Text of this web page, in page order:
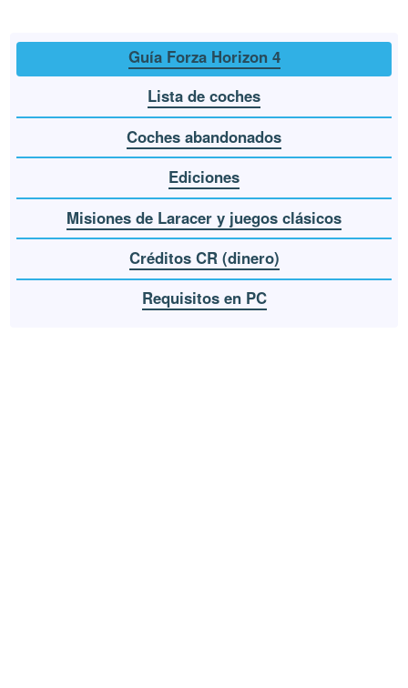
Guía Forza Horizon 4
Lista de coches
Coches abandonados
Ediciones
Misiones de Laracer y juegos clásicos
Créditos CR (dinero)
Requisitos en PC